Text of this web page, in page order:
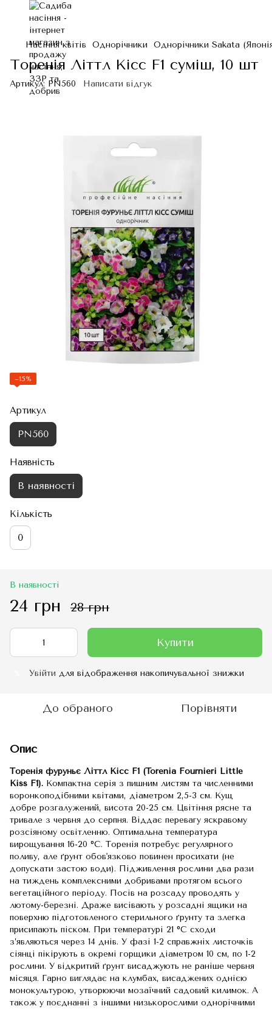
Насіння квітів Однорічники Однорічники Sakata
Торенія Літтл Кісс F1 суміш, 10 шт
Артикул: PN560 Написати відгук
−15%
Артикул
PN560
Наявність
В наявності
Кількість
0
В наявності
24 грн 28 грн
Купити
Увійти для відображення накопичувальної знижки
До обраного Порівняти
Опис
Торенія фуруньє Літтл Кісс F1 (Torenia Fournieri Little
Kiss F1). Компактна серія з пишним листям та численними
воронкоподібними квітами, діаметром 2,5-3 см. Кущ
добре розгалужений, висота 20-25 см. Цвітіння рясне та
тривале з червня до серпня. Віддає перевагу яскравому
розсіяному освітленню. Оптимальна температура
вирощування 16-20 ⁰С. Торенія потребує регулярного
поливу, але ґрунт обов'язково повинен просихати (не
допускати застою води). Підживлення рослини два рази
на тиждень комплексними добривами протягом всього
вегетаційного періоду. Посів на розсаду проводять у
лютому-березні. Драже висівають у розсадні ящики на
поверхню підготовленого стерильного ґрунту та злегка
присипають піском. При температурі 21 ⁰С сходи
з’являються через 14 днів. У фазі 1-2 справжніх листочків
сіянці пікірують в окремі горщики діаметром 10 см, по 1-2
рослини. У відкритий ґрунт висаджують не раніше червня
місяця. Гарно виглядає на клумбах, висаджених однією
монокультурою, утворюючи мозаїчний садовий килимок. А
також у поєднанні з іншими низькорослими однорічними